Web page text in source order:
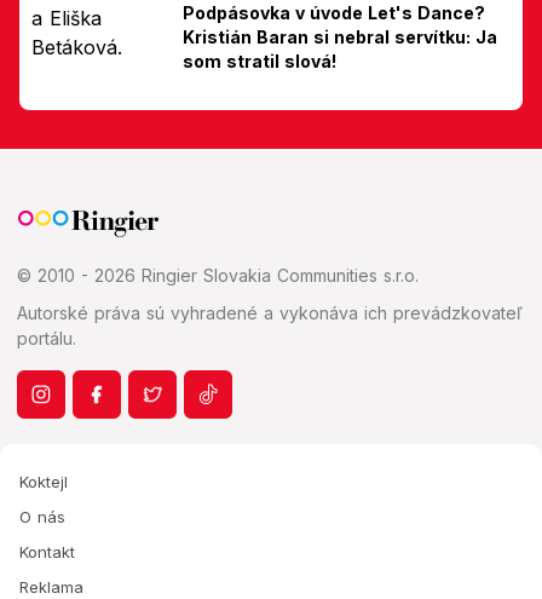
Podpásovka v úvode Let's Dance?
Kristián Baran si nebral servítku: Ja
som stratil slová!
© 2010 - 2026 Ringier Slovakia Communities s.r.o.
Autorské práva sú vyhradené a vykonáva ich prevádzkovateľ
portálu.
Koktejl
O nás
Kontakt
Reklama